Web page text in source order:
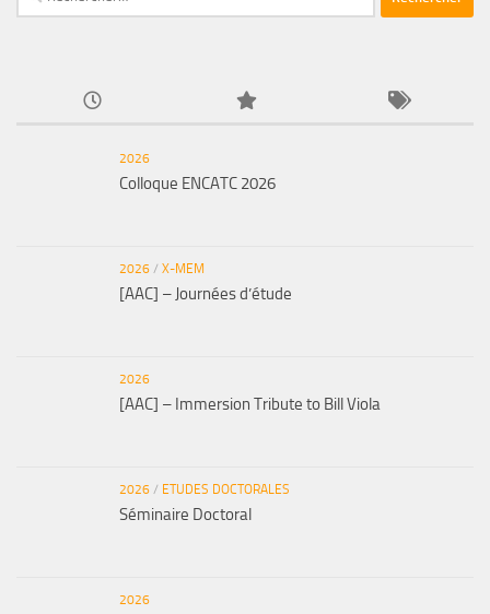
2026
Colloque ENCATC 2026
2026 / X-MEM
[AAC] – Journées d’étude
2026
[AAC] – Immersion Tribute to Bill Viola
2026 / ETUDES DOCTORALES
Séminaire Doctoral
2026